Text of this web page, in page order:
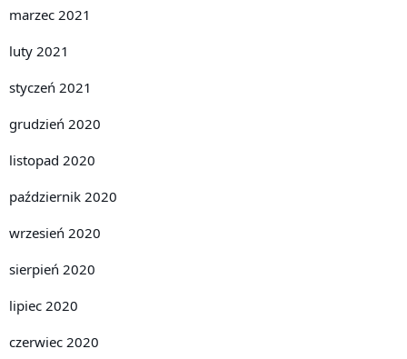
marzec 2021
luty 2021
styczeń 2021
grudzień 2020
listopad 2020
październik 2020
wrzesień 2020
sierpień 2020
lipiec 2020
czerwiec 2020